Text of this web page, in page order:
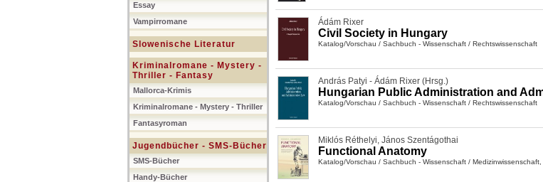
Essay
Vampirromane
Slowenische Literatur
Kriminalromane - Mystery -
Thriller - Fantasy
Mallorca-Krimis
Kriminalromane - Mystery - Thriller
Fantasyroman
Jugendbücher - SMS-Bücher
SMS-Bücher
Handy-Bücher
Ádám Rixer
Civil Society in Hungary
Katalog/Vorschau / Sachbuch - Wissenschaft / Rechtswissenschaft
András Patyi - Ádám Rixer (Hrsg.)
Hungarian Public Administration and
Katalog/Vorschau / Sachbuch - Wissenschaft / Rechtswissenschaft
Miklós Réthelyi, János Szentágothai
Functional Anatomy
Katalog/Vorschau / Sachbuch - Wissenschaft /